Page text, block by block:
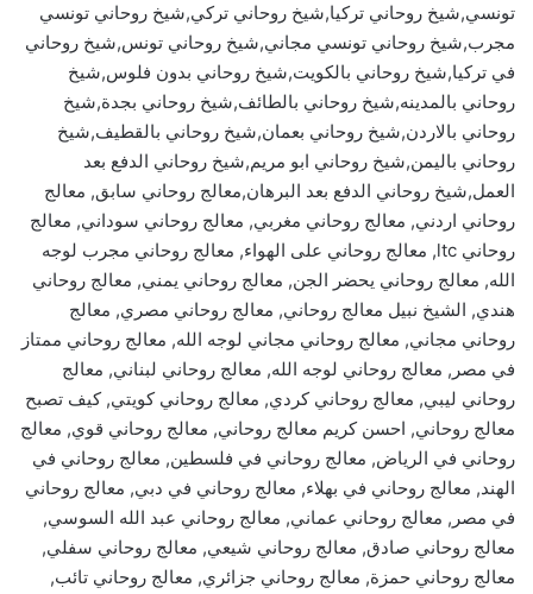
تونسي,شيخ روحاني تركيا,شيخ روحاني تركي,شيخ روحاني تونسي
مجرب,شيخ روحاني تونسي مجاني,شيخ روحاني تونس,شيخ روحاني
في تركيا,شيخ روحاني بالكويت,شيخ روحاني بدون فلوس,شيخ
روحاني بالمدينه,شيخ روحاني بالطائف,شيخ روحاني بجدة,شيخ
روحاني بالاردن,شيخ روحاني بعمان,شيخ روحاني بالقطيف,شيخ
روحاني باليمن,شيخ روحاني ابو مريم,شيخ روحاني الدفع بعد
العمل,شيخ روحاني الدفع بعد البرهان,معالج روحاني سابق, معالج
روحاني اردني, معالج روحاني مغربي, معالج روحاني سوداني, معالج
روحاني ltc, معالج روحاني على الهواء, معالج روحاني مجرب لوجه
الله, معالج روحاني يحضر الجن, معالج روحاني يمني, معالج روحاني
هندي, الشيخ نبيل معالج روحاني, معالج روحاني مصري, معالج
روحاني مجاني, معالج روحاني مجاني لوجه الله, معالج روحاني ممتاز
في مصر, معالج روحاني لوجه الله, معالج روحاني لبناني, معالج
روحاني ليبي, معالج روحاني كردي, معالج روحاني كويتي, كيف تصبح
معالج روحاني, احسن كريم معالج روحاني, معالج روحاني قوي, معالج
روحاني في الرياض, معالج روحاني في فلسطين, معالج روحاني في
الهند, معالج روحاني في بهلاء, معالج روحاني في دبي, معالج روحاني
في مصر, معالج روحاني عماني, معالج روحاني عبد الله السوسي,
معالج روحاني صادق, معالج روحاني شيعي, معالج روحاني سفلي,
معالج روحاني حمزة, معالج روحاني جزائري, معالج روحاني تائب,